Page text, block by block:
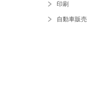
印刷
自動車販売